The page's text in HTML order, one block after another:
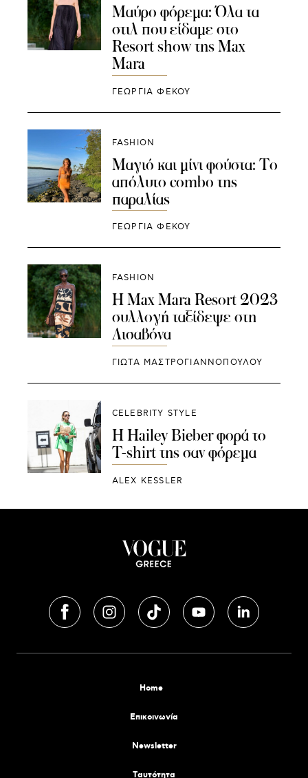
Μαύρο φόρεμα: Όλα τα
στιλ που είδαμε στο
Resort show της Max
Mara
ΓΕΩΡΓΙΑ ΦΕΚΟΥ
FASHION
Μαγιό και μίνι φούστα: Το
απόλυτο combo της
παραλίας
ΓΕΩΡΓΙΑ ΦΕΚΟΥ
FASHION
Η Max Mara Resort 2023
συλλογή ταξίδεψε στη
Λισαβόνα
ΓΙΩΤΑ ΜΑΣΤΡΟΓΙΑΝΝΟΠΟΥΛΟΥ
CELEBRITY STYLE
Η Hailey Bieber φορά το
T-shirt της σαν φόρεμα
ALEX KESSLER
Home
Επικοινωνία
Newsletter
Tαυτότητα